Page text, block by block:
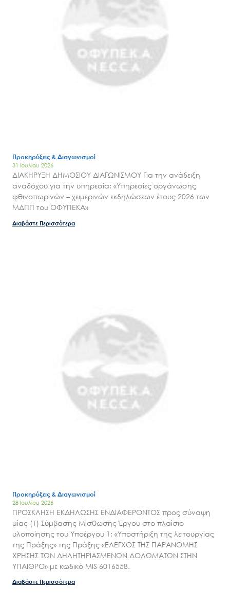
Ο.ΦΥ.ΠΕ.Κ.Α.
Έργα
Εισιτήρια
Επικοινωνία
Προκηρύξεις & Διαγωνισμοί
31 Ιουλίου 2026
ΔΙΑΚΗΡΥΞΗ ΔΗΜΟΣΙΟΥ ΔΙΑΓΩΝΙΣΜΟΥ Για την ανάδειξη
αναδόχου για την υπηρεσία: «Υπηρεσίες οργάνωσης
φθινοπωρινών – χειμερινών εκδηλώσεων έτους 2026 των
ΜΔΠΠ του ΟΦΥΠΕΚΑ»
Διαβάστε Περισσότερα
Προκηρύξεις & Διαγωνισμοί
28 Ιουλίου 2026
ΠΡΟΣΚΛΗΣΗ ΕΚΔΗΛΩΣΗΣ ΕΝΔΙΑΦΕΡΟΝΤΟΣ προς σύναψη
μίας (1) Σύμβασης Μίσθωσης Έργου στο πλαίσιο
υλοποίησης του Υποέργου 1: «Υποστήριξη της λειτουργίας
της Πράξης» της Πράξης «ΕΛΕΓΧΟΣ ΤΗΣ ΠΑΡΑΝΟΜΗΣ
ΧΡΗΣΗΣ ΤΩΝ ΔΗΛΗΤΗΡΙΑΣΜΕΝΩΝ ΔΟΛΩΜΑΤΩΝ ΣΤΗΝ
ΥΠΑΙΘΡΟ» με κωδικό MIS 6016558.
Διαβάστε Περισσότερα